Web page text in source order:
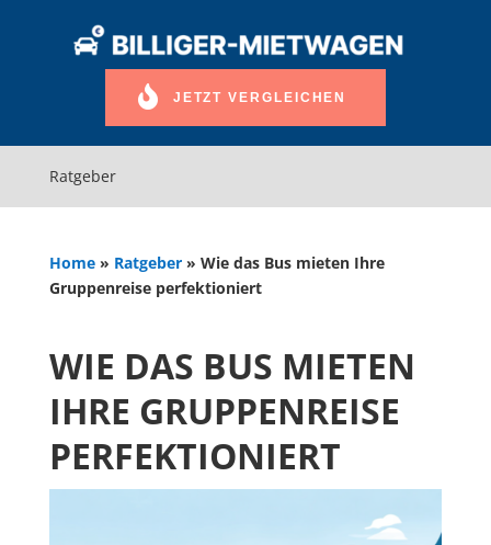
JETZT VERGLEICHEN
Ratgeber
Home» Ratgeber» Wie das Bus mieten Ihre
Gruppenreise perfektioniert
WIE DAS BUS MIETEN
IHRE GRUPPENREISE
PERFEKTIONIERT